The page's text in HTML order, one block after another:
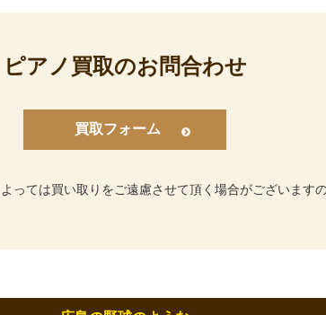
ピアノ買取のお問合わせ
買取フォーム
っては買い取りをご遠慮させて頂く場合がございます